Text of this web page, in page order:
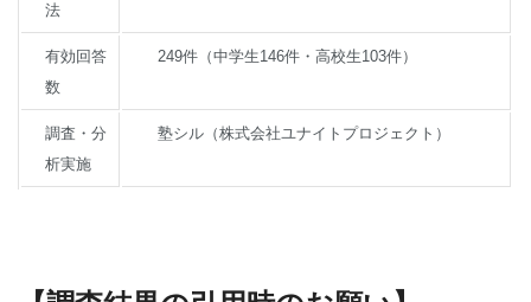
法
有効回答
数
249件（中学生146件・高校生103件）
調査・分
析実施
塾シル（株式会社ユナイトプロジェクト）